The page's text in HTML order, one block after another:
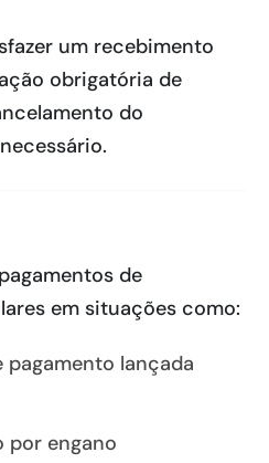
um recebimento
obrigatória de
do
de
em situações como:
lançada
por engano